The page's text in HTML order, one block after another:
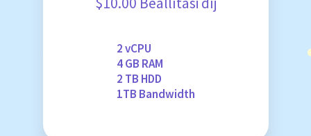
2 vCPU
4 GB RAM
2 TB HDD
1TB Bandwidth